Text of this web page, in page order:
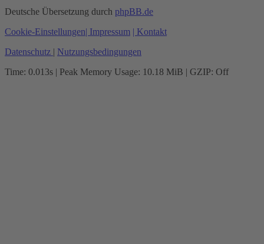
Deutsche Übersetzung durch phpBB.de
Cookie-Einstellungen| Impressum | Kontakt
Datenschutz | Nutzungsbedingungen
Time: 0.013s | Peak Memory Usage: 10.18 MiB | GZIP: Off